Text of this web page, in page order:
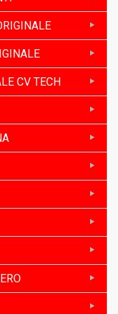
CV TECH